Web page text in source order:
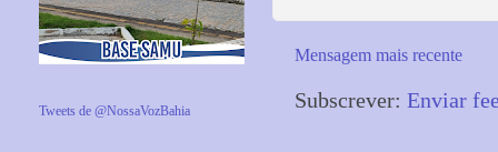
Mensagem mais recente
Subscrever: Enviar
Tweets de @NossaVozBahia